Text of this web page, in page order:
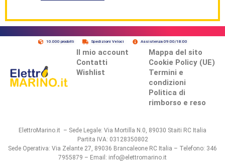
10.000 prodotti Spedizioni Veloci Assistenza 09:00/18:00
Il mio account
Contatti
Wishlist
Mappa del sito
Cookie Policy (UE)
Termini e
condizioni
Politica di
rimborso e reso
ElettroMarino.it – Sede Legale: Via Mortilla N.0, 89030 Staiti RC Italia
Partita IVA: 03128350802
Sede Operativa: Via Zelante 27, 89036 Brancaleone RC Italia – Telefono: 346
7955879 – Email: info@elettromarino.it